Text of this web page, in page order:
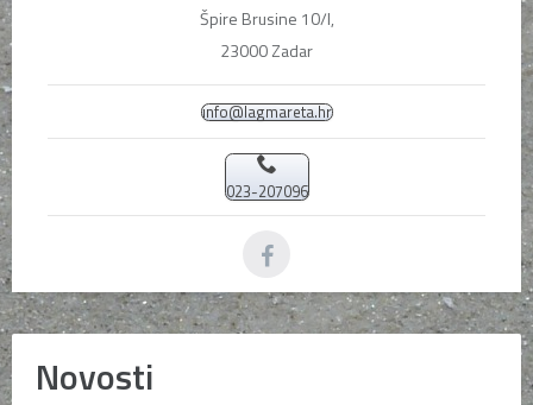
Špire Brusine 10/I,
23000 Zadar
info@lagmareta.hr
023-207096
Novosti